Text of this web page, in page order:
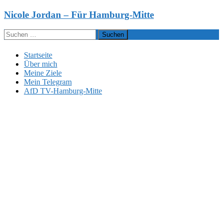
Zum
springen
Nicole Jordan – Für Hamburg-Mitte
Suchen
nach:
Startseite
Über mich
Meine Ziele
Mein Telegram
AfD TV-Hamburg-Mitte